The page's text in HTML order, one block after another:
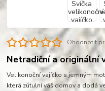
Ohodnotit
Netradiční a originální
Velikonoční vajíčko s jemným
která zútulní váš domov a dodá